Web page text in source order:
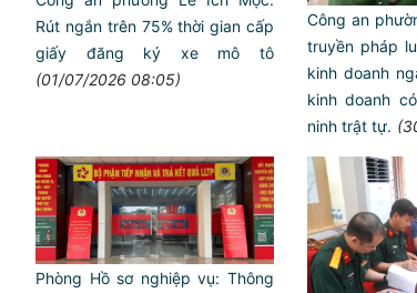
Rút ngắn trên 75% thời gian cấp
giấy đăng ký xe mô tô
(01/07/2026 08:05)
Công an
truyền pháp
kinh doanh
kinh doanh
ninh trật tự.
Phòng Hồ sơ nghiệp vụ: Thông